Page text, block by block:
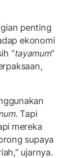
penting
ekonomi
“tayamum”
. Tapi
mereka
supaya
ujarnya.